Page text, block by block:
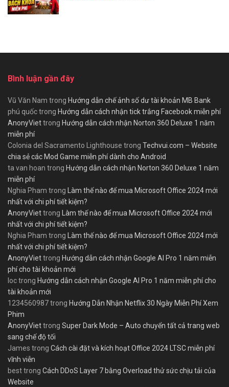
Bình luận gần đây
Vũ Văn Nam trong Hướng dẫn chế ảnh số dư tài khoản MB Bank
phú quốctrong Hướng dẫn cách nhận tick trắng Facebook miễn phí
AnonyViettrong Hướng dẫn cách nhận Norton 360 Deluxe 1 năm
miễn phí
Colonia del Sacramento Lighthouse trong Techvui.com – Website
chia sẻ các Mod Game miễn phí dành cho Android
ta van hoan trong Hướng dẫn cách nhận Norton 360 Deluxe 1 năm
miễn phí
Nghia Pham trong Làm thế nào để mua Microsoft Office 2024 mới
nhất với chi phí tiết kiệm?
AnonyViettrong Làm thế nào để mua Microsoft Office 2024 mới
nhất với chi phí tiết kiệm?
Nghia Pham trong Làm thế nào để mua Microsoft Office 2024 mới
nhất với chi phí tiết kiệm?
AnonyViettrong Hướng dẫn cách nhận Google AI Pro 1 năm miễn
phí cho tài khoản mới
loctrong Hướng dẫn cách nhận Google AI Pro 1 năm miễn phí cho
tài khoản mới
1234560987trong Hướng Dẫn Nhận Netflix 30 Ngày Miễn Phí Xem
Phim
AnonyViettrong Super Dark Mode – Auto chuyển tất cả trang web
sang chế độ tối
James trong Cách cài đặt và kích hoạt Office 2024 LTSC miễn phí
vĩnh viễn
besttrong Cách DDoS Layer 7 bằng Overload thử sức chịu tải của
Website